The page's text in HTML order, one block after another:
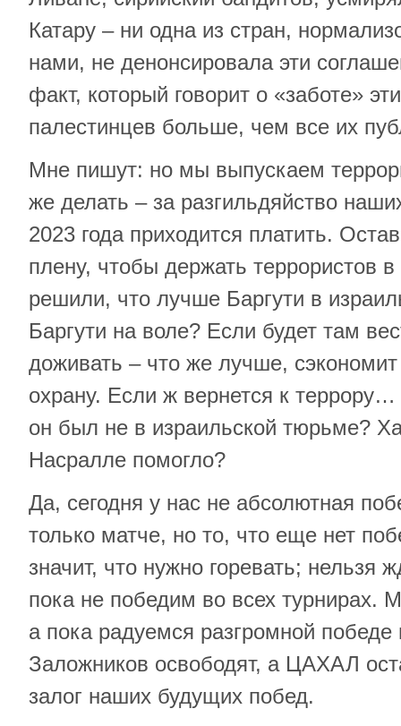
Катару – ни одна из стран,
нами, не денонсировала эти
факт, который говорит о «заботе»
палестинцев больше, чем все их
Мне пишут: но мы выпускаем
же делать – за разгильдяйство
2023 года приходится платить.
плену, чтобы держать террористов
решили, что лучше Баргути в
Баргути на воле? Если будет там
доживать – что же лучше,
охрану. Если ж вернется к
он был не в израильской тюрьме?
Насралле помогло?
Да, сегодня у нас не абсолютная
только матче, но то, что еще нет
значит, что нужно горевать; нельзя
пока не победим во всех турнирах.
а пока радуемся разгромной
Заложников освободят, а ЦАХАЛ
залог наших будущих побед.